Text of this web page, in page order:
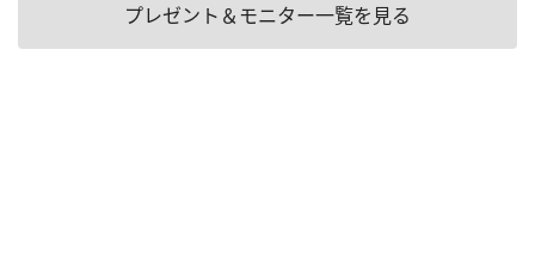
プレゼント＆モニター一覧を見る